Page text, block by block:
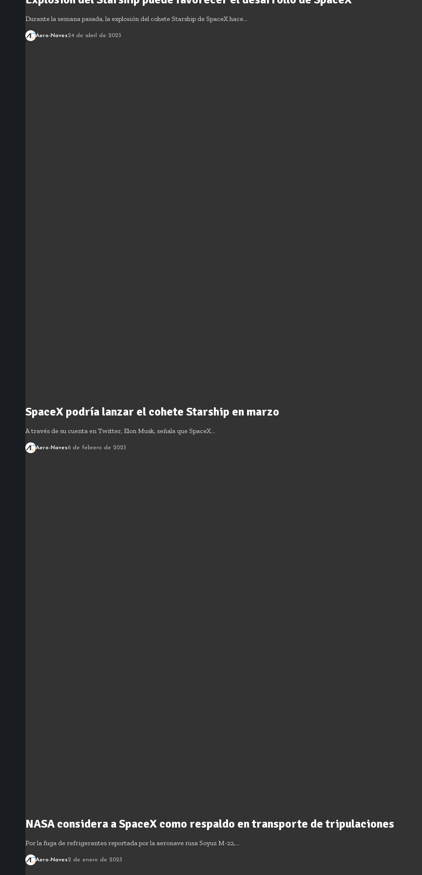
Durante la semana pasada, la explosión del cohete Starship de SpaceX hace…
Aero-Naves24 de abril de 2023
SpaceX podría lanzar el cohete Starship en marzo
A través de su cuenta en Twitter, Elon Musk, señala que SpaceX…
Aero-Naves6 de febrero de 2023
NASA considera a SpaceX como respaldo en transporte de tripulaciones
Por la fuga de refrigerantes reportada por la aeronave rusa Soyuz M-22,…
Aero-Naves2 de enero de 2023